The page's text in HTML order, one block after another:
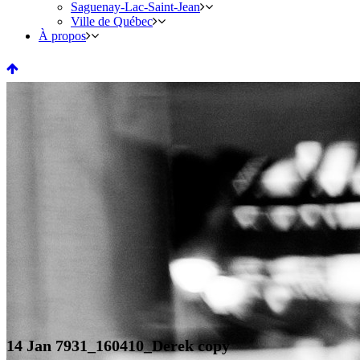
Saguenay-Lac-Saint-Jean
Ville de Québec
À propos
14 Jan 7931_160410_Derek copy